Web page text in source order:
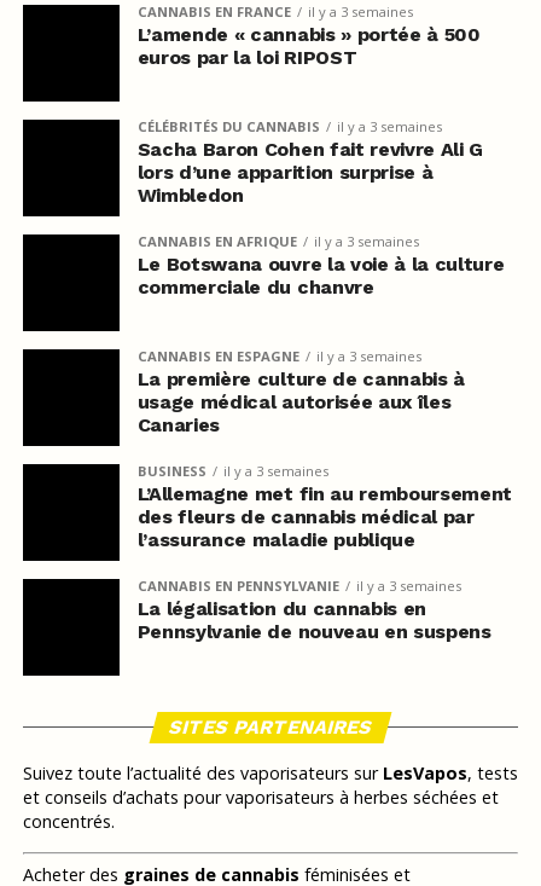
CANNABIS EN FRANCE il y a 3 semaines
L’amende « cannabis » portée à 500
euros par la loi RIPOST
CÉLÉBRITÉS DU CANNABIS il y a 3 semaines
Sacha Baron Cohen fait revivre Ali G
lors d’une apparition surprise à
Wimbledon
CANNABIS EN AFRIQUE il y a 3 semaines
Le Botswana ouvre la voie à la culture
commerciale du chanvre
CANNABIS EN ESPAGNE il y a 3 semaines
La première culture de cannabis à
usage médical autorisée aux îles
Canaries
BUSINESS il y a 3 semaines
L’Allemagne met fin au remboursement
des fleurs de cannabis médical par
l’assurance maladie publique
CANNABIS EN PENNSYLVANIE il y a 3 semaines
La légalisation du cannabis en
Pennsylvanie de nouveau en suspens
SITES PARTENAIRES
Suivez toute l’actualité des vaporisateurs sur LesVapos, tests
et conseils d’achats pour vaporisateurs à herbes séchées et
concentrés.
Acheter des graines de cannabis féminisées et